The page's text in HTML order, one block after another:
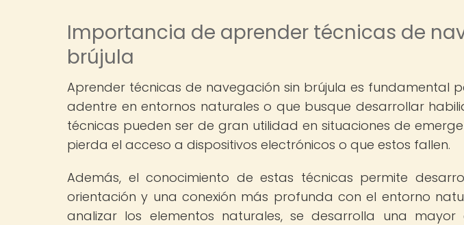
Importancia de aprender técnicas de
brújula
Aprender técnicas de navegación sin brújula es fundamental
adentre en entornos naturales o que busque desarrollar
técnicas pueden ser de gran utilidad en situaciones de
pierda el acceso a dispositivos electrónicos o que estos fallen.
Además, el conocimiento de estas técnicas permite
orientación y una conexión más profunda con el entorno
analizar los elementos naturales, se desarrolla una